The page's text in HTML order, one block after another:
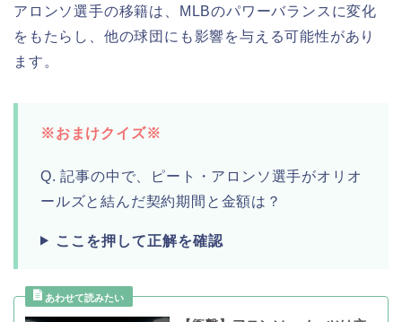
アロンソ選手の移籍は、MLBのパワーバランスに変化
をもたらし、他の球団にも影響を与える可能性があり
ます。
※おまけクイズ※
Q. 記事の中で、ピート・アロンソ選手がオリオ
ールズと結んだ契約期間と金額は？
ここを押して正解を確認